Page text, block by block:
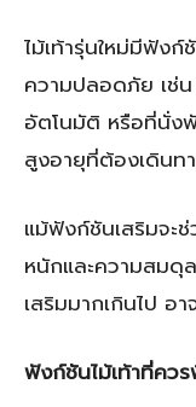
ไม้เท้ารุ่นใหม่มีฟัง
ความปลอดภัย เช่
อัตโนมัติ หรือที่นั่ง
สูงอายุที่ต้องเดินท
แม้ฟังก์ชันเสริมจะ
หนักและความสมดุ
เสริมมากเกินไป อา
ฟังก์ชันไม้เท้าที่คว